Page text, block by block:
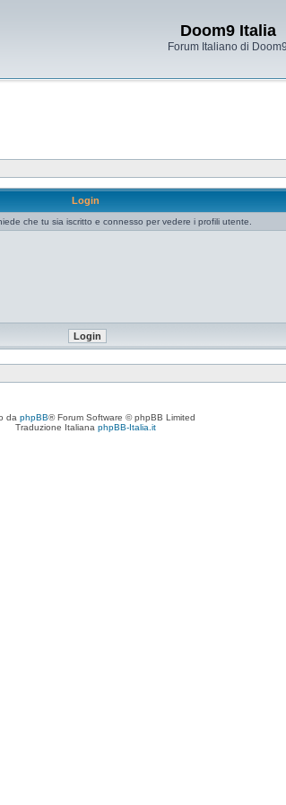
Doom9 Italia
Forum Italiano di Doom9
Login
che tu sia iscritto e connesso per vedere i profili utente.
da phpBB® Forum Software © phpBB Limited
Traduzione Italiana phpBB-Italia.it